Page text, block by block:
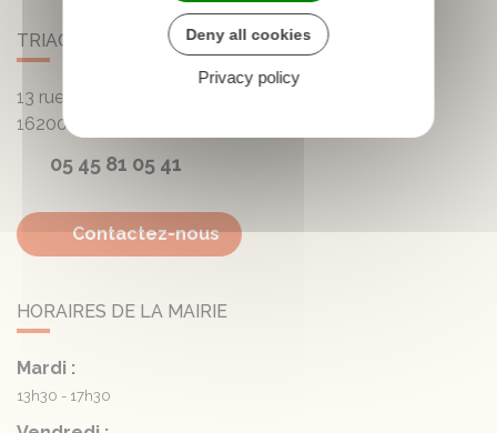
TRIAC-LAUTRAIT
13 rue de la Mairie - Lautrait
16200
05 45 81 05 41
Contactez-nous
HORAIRES DE LA MAIRIE
Mardi :
13h30 - 17h30
Deny all cookies
Privacy policy